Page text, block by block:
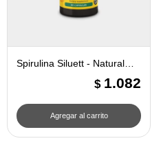
Spirulina Siluett - Natural
$ 1.082